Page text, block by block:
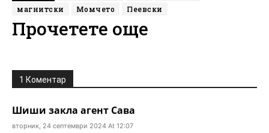
магнитски
Момчето Пеевски
Прочетете още
1 Коментар
Шиши закла агент Сава
вторник, 24 септември 2024 At 12:07